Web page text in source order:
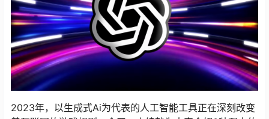
2023年，以生成式Ai为代表的人工智能工具正在深刻改变